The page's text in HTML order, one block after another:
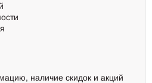
наличие скидок и акций